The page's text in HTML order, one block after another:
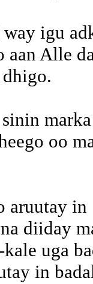
igu
aan Alle
oo
diiday
uga
in